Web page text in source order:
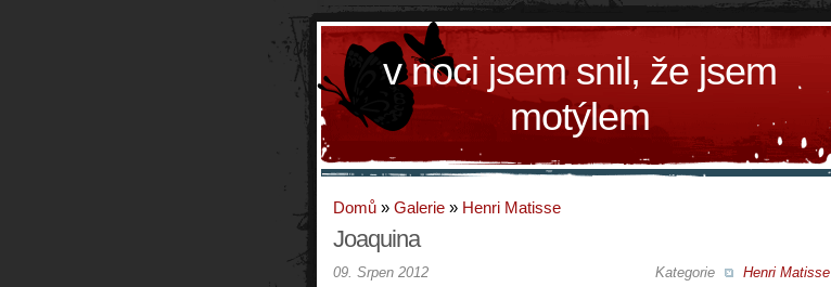
v noci jsem snil, že jsem
motýlem
Domů » Galerie » Henri Matisse
Joaquina
Kategorie Henri Matisse
09. Srpen 2012